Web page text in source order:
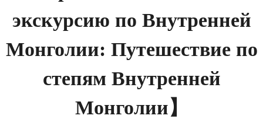
экскурсию по Внутренней
Монголии: Путешествие по
степям Внутренней
Монголии】